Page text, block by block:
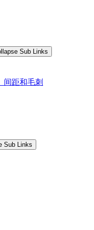
Sub Links
间距和毛刺
Sub Links